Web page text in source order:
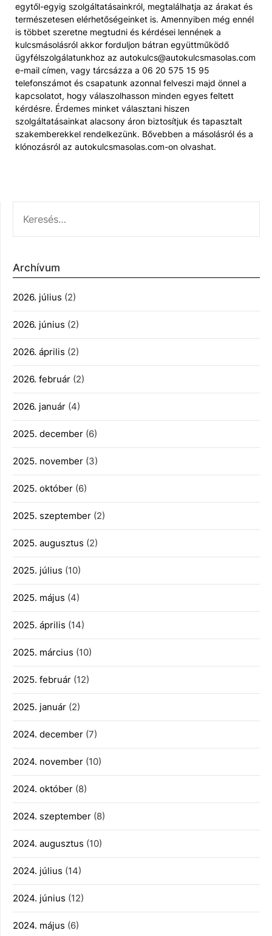
egytől-egyig szolgáltatásainkról, megtalálhatja az árakat és
természetesen elérhetőségeinket is. Amennyiben még ennél
is többet szeretne megtudni és kérdései lennének a
kulcsmásolásról akkor forduljon bátran együttműködő
ügyfélszolgálatunkhoz az autokulcs@autokulcsmasolas.com
e-mail címen, vagy tárcsázza a 06 20 575 15 95
telefonszámot és csapatunk azonnal felveszi majd önnel a
kapcsolatot, hogy válaszolhasson minden egyes feltett
kérdésre. Érdemes minket választani hiszen
szolgáltatásainkat alacsony áron biztosítjuk és tapasztalt
szakemberekkel rendelkezünk. Bővebben a másolásról és a
klónozásról az autokulcsmasolas.com-on olvashat.
Archívum
2026. július (2)
2026. június (2)
2026. április (2)
2026. február (2)
2026. január (4)
2025. december (6)
2025. november (3)
2025. október (6)
2025. szeptember (2)
2025. augusztus (2)
2025. július (10)
2025. május (4)
2025. április (14)
2025. március (10)
2025. február (12)
2025. január (2)
2024. december (7)
2024. november (10)
2024. október (8)
2024. szeptember (8)
2024. augusztus (10)
2024. július (14)
2024. június (12)
2024. május (6)